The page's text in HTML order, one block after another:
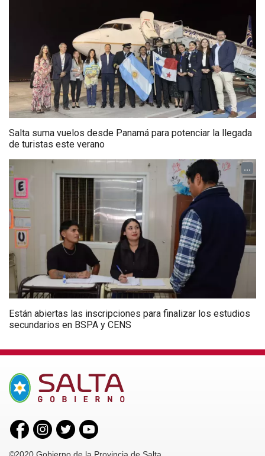
Salta suma vuelos desde Panamá para potenciar la llegada
de turistas este verano
...
Están abiertas las inscripciones para finalizar los estudios
secundarios en BSPA y CENS